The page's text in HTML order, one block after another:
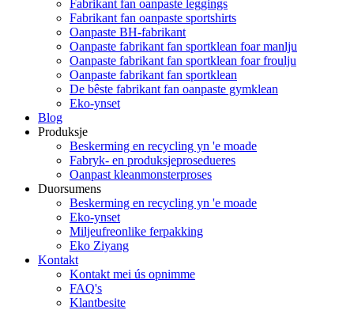
Fabrikant fan oanpaste leggings
Fabrikant fan oanpaste sportshirts
Oanpaste BH-fabrikant
Oanpaste fabrikant fan sportklean foar manlju
Oanpaste fabrikant fan sportklean foar froulju
Oanpaste fabrikant fan sportklean
De bêste fabrikant fan oanpaste gymklean
Eko-ynset
Blog
Produksje
Beskerming en recycling yn 'e moade
Fabryk- en produksjeprosedueres
Oanpast kleanmonsterproses
Duorsumens
Beskerming en recycling yn 'e moade
Eko-ynset
Miljeufreonlike ferpakking
Eko Ziyang
Kontakt
Kontakt mei ús opnimme
FAQ's
Klantbesite